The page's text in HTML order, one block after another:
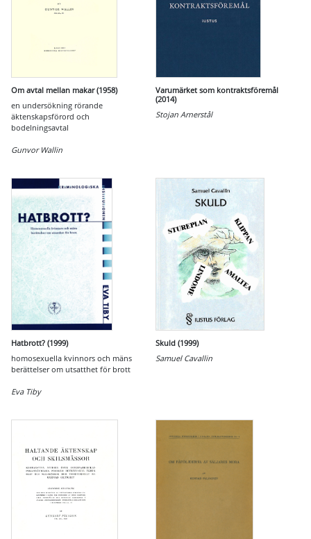
Om avtal mellan makar (1958)
en undersökning rörande
äktenskapsförord och
bodelningsavtal
Gunvor Wallin
Varumärket som kontraktsföremål
(2014)
Stojan Arnerstål
Hatbrott? (1999)
homosexuella kvinnors och mäns
berättelser om utsatthet för brott
Eva Tiby
Skuld (1999)
Samuel Cavallin